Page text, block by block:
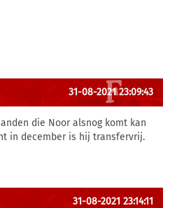
31-08-2021 23:09:43
die Noor alsnog komt kan
in december is hij transfervrij.
31-08-2021 23:14:11